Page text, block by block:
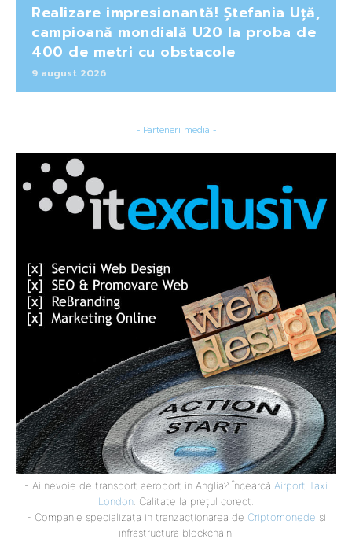
Realizare impresionantă! Ștefania Uță,
campioană mondială U20 la proba de
400 de metri cu obstacole
9 august 2026
- Parteneri media -
- Ai nevoie de transport aeroport in Anglia? Încearcă Airport Taxi
London . Calitate la prețul corect.
- Companie specializata in tranzactionarea de Criptomonede si
infrastructura blockchain.